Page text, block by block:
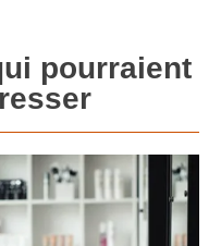
pourraient